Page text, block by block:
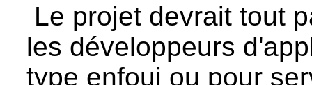
Le projet devrait tout
les développeurs
type enfoui ou pour